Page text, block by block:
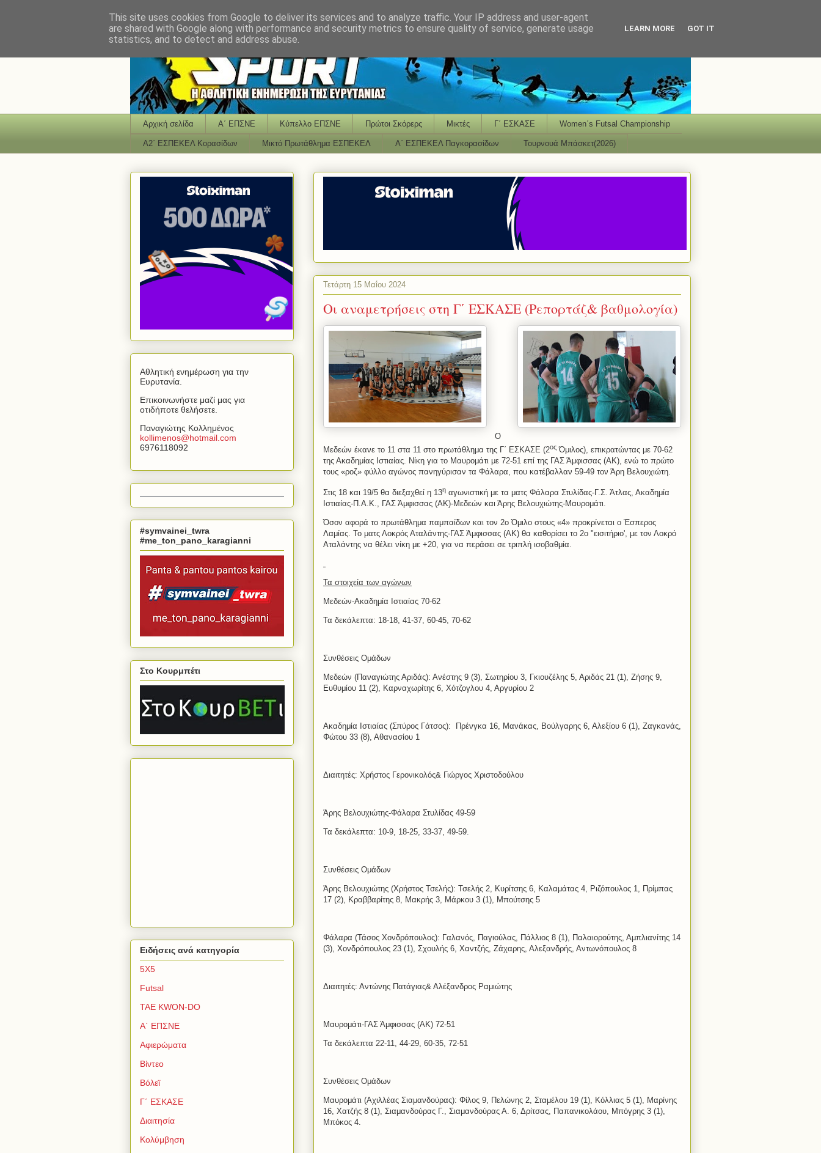
Αρχική σελίδα Α΄ ΕΠΣΝΕ Κύπελλο ΕΠΣΝΕ Πρώτοι Σκόρερς Μικτές Γ΄ ΕΣΚΑΣΕ Women΄s Futsal Championship
Α2΄ ΕΣΠΕΚΕΛ Κορασίδων Μικτό Πρωτάθλημα ΕΣΠΕΚΕΛ Α΄ ΕΣΠΕΚΕΛ Παγκορασίδων Τουρνουά Μπάσκετ(2026)
Τετάρτη 15 Μαΐου 2024
Οι αναμετρήσεις στη Γ΄ ΕΣΚΑΣΕ (Ρεπορτάζ& βαθμολογία)
Ο
Μεδεών έκανε το 11 στα 11 στο πρωτάθλημα της Γ΄ ΕΣΚΑΣΕ (2ος Όμιλος), επικρατώντας με 70-62
της Ακαδημίας Ιστιαίας. Νίκη για το Μαυρομάτι με 72-51 επί της ΓΑΣ Άμφισσας (ΑΚ), ενώ το πρώτο
τους «ροζ» φύλλο αγώνος πανηγύρισαν τα Φάλαρα, που κατέβαλλαν 59-49 τον Άρη Βελουχιώτη.
Στις 18 και 19/5 θα διεξαχθεί η 13η αγωνιστική με τα ματς Φάλαρα Στυλίδας-Γ.Σ. Άτλας, Ακαδημία
Ιστιαίας-Π.Α.Κ., ΓΑΣ Άμφισσας (ΑΚ)-Μεδεών και Άρης Βελουχιώτης-Μαυρομάτι.
Όσον αφορά το πρωτάθλημα παμπαίδων και τον 2ο Όμιλο στους «4» προκρίνεται ο Έσπερος
Λαμίας. Το ματς Λοκρός Αταλάντης-ΓΑΣ Άμφισσας (ΑΚ) θα καθορίσει το 2ο "εισιτήριο', με τον Λοκρό
Αταλάντης να θέλει νίκη με +20, για να περάσει σε τριπλή ισοβαθμία.
Τα στοιχεία των αγώνων
Μεδεών-Ακαδημία Ιστιαίας 70-62
Τα δεκάλεπτα: 18-18, 41-37, 60-45, 70-62
Συνθέσεις Ομάδων
Μεδεών (Παναγιώτης Αριδάς): Ανέστης 9 (3), Σωτηρίου 3, Γκιουζέλης 5, Αριδάς 21 (1), Ζήσης 9,
Ευθυμίου 11 (2), Καρναχωρίτης 6, Χότζογλου 4, Αργυρίου 2
Ακαδημία Ιστιαίας (Σπύρος Γάτσος):
Πρένγκα 16, Μανάκας, Βούλγαρης 6, Αλεξίου 6 (1), Ζαγκανάς,
Φώτου 33 (8), Αθανασίου 1
Διαιτητές: Χρήστος Γερονικολός& Γιώργος Χριστοδούλου
Άρης Βελουχιώτης-Φάλαρα Στυλίδας 49-59
Τα δεκάλεπτα: 10-9, 18-25, 33-37, 49-59.
Συνθέσεις Ομάδων
Άρης Βελουχιώτης (Χρήστος Τσελής): Τσελής 2, Κυρίτσης 6, Καλαμάτας 4, Ριζόπουλος 1, Πρίμπας
17 (2), Κραββαρίτης 8, Μακρής 3, Μάρκου 3 (1), Μπούτσης 5
Φάλαρα (Τάσος Χονδρόπουλος): Γαλανός, Παγιούλας, Πάλλιος 8 (1), Παλαιορούτης, Αμπλιανίτης 14
(3), Χονδρόπουλος 23 (1), Σχουλής 6, Χαντζής, Ζάχαρης, Αλεξανδρής, Αντωνόπουλος 8
Διαιτητές: Αντώνης Πατάγιας& Αλέξανδρος Ραμιώτης
Μαυρομάτι-ΓΑΣ Άμφισσας (ΑΚ) 72-51
Τα δεκάλεπτα 22-11, 44-29, 60-35, 72-51
Συνθέσεις Ομάδων
Μαυρομάτι (Αχιλλέας Σιαμανδούρας): Φίλος 9, Πελώνης 2, Σταμέλου 19 (1), Κόλλιας 5 (1), Μαρίνης
16, Χατζής 8 (1), Σιαμανδούρας Γ., Σιαμανδούρας Α. 6, Δρίτσας, Παπανικολάου, Μπόγρης 3 (1),
Μπόκος 4.
Αθλητική ενημέρωση για την
Ευρυτανία.
Επικοινωνήστε μαζί μας για
οτιδήποτε θελήσετε.
Παναγιώτης Κολλημένος
kollimenos@hotmail com
6976118092
#symvainei_twra
#me_ton_pano_karagianni
Στο Κουρμπέτι
Ειδήσεις ανά κατηγορία
5Χ5
Futsal
TAE KWON-DO
Α΄ ΕΠΣΝΕ
Αφιερώματα
Βίντεο
Βόλεϊ
Γ΄ ΕΣΚΑΣΕ
Διαιτησία
Κολύμβηση
This site uses cookies from Google to deliver its services and to analyze traffic. Your IP address and user-agent
are shared with Google along with performance and security metrics to ensure quality of service, generate usage
statistics, and to detect and address abuse.
LEARN MORE GOT IT